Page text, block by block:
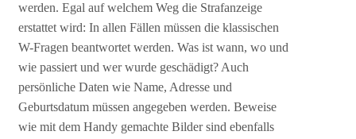
werden. Egal auf welchem Weg die Strafanzeige
erstattet wird: In allen Fällen müssen die klassischen
W-Fragen beantwortet werden. Was ist wann, wo und
wie passiert und wer wurde geschädigt? Auch
persönliche Daten wie Name, Adresse und
Geburtsdatum müssen angegeben werden. Beweise
wie mit dem Handy gemachte Bilder sind ebenfalls